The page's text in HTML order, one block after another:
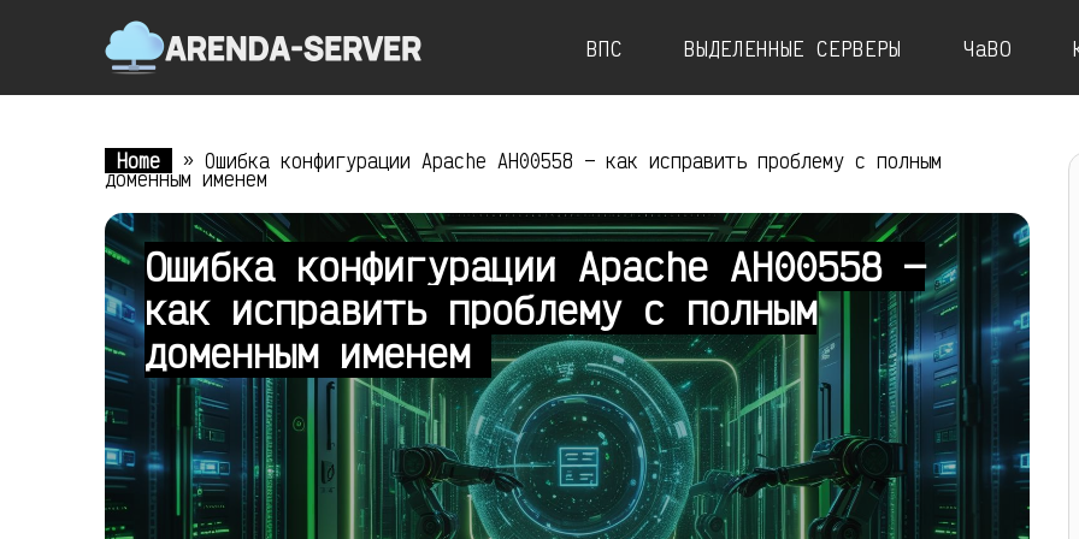
ВПС ВЫДЕЛЕННЫЕ СЕРВЕРЫ ЧаВО
Home » Ошибка конфигурации Apache AH00558 — как исправить проблему с полным
доменным именем
Ошибка конфигурации Apache AH00558 —
как исправить проблему с полным
доменным именем